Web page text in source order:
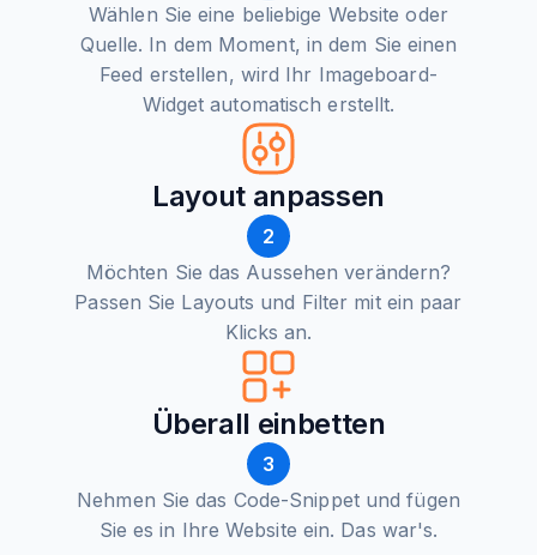
Wählen Sie eine beliebige Website oder
Quelle. In dem Moment, in dem Sie einen
Feed erstellen, wird Ihr Imageboard-
Widget automatisch erstellt.
Layout anpassen
2
Möchten Sie das Aussehen verändern?
Passen Sie Layouts und Filter mit ein paar
Klicks an.
Überall einbetten
3
Nehmen Sie das Code-Snippet und fügen
Sie es in Ihre Website ein. Das war's.